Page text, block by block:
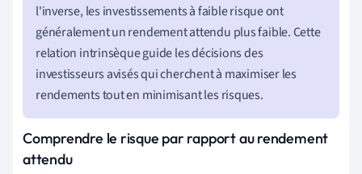
l'inverse, les investissements à faible risque ont
généralement un rendement attendu plus faible. Cette
relation intrinsèque guide les décisions des
investisseurs avisés qui cherchent à maximiser les
rendements tout en minimisant les risques.
Comprendre le risque par rapport au rendement
attendu